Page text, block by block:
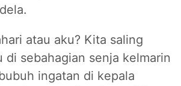
atau aku? Kita saling
di sebahagian senja kelmarin
ingatan di kepala